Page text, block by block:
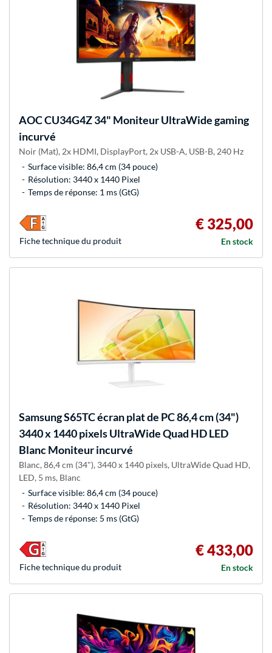
AOCCU34G4Z 34" Moniteur UltraWide gaming
incurvé
Noir (Mat), 2x HDMI, DisplayPort, 2x USB-A, USB-B, 240 Hz
Surface visible: 86,4 cm (34 pouce)
Résolution: 3440 x 1440 Pixel
Temps de réponse: 1 ms (GtG)
€ 325,00
En stock
Fiche technique du produit
SamsungS65TC écran plat de PC 86,4 cm (34")
3440 x 1440 pixels UltraWide Quad HD LED
Blanc Moniteur incurvé
Blanc, 86,4 cm (34"), 3440 x 1440 pixels, UltraWide Quad HD,
LED, 5 ms, Blanc
Surface visible: 86,4 cm (34 pouce)
Résolution: 3440 x 1440 Pixel
Temps de réponse: 5 ms (GtG)
€ 433,00
En stock
Fiche technique du produit